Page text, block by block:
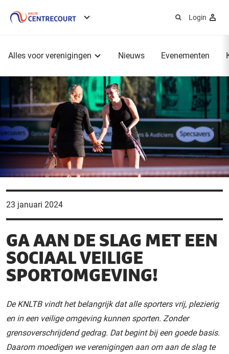
Login
Alles voor verenigingen Nieuws Evenementen
23 januari 2024
GA AAN DE SLAG MET EEN
SOCIAAL VEILIGE
SPORTOMGEVING!
De KNLTB vindt het belangrijk dat alle sporters vrij, plezierig
en in een veilige omgeving kunnen sporten. Zonder
grensoverschrijdend gedrag. Dat begint bij een goede basis.
Daarom moedigen we verenigingen aan om aan de slag te